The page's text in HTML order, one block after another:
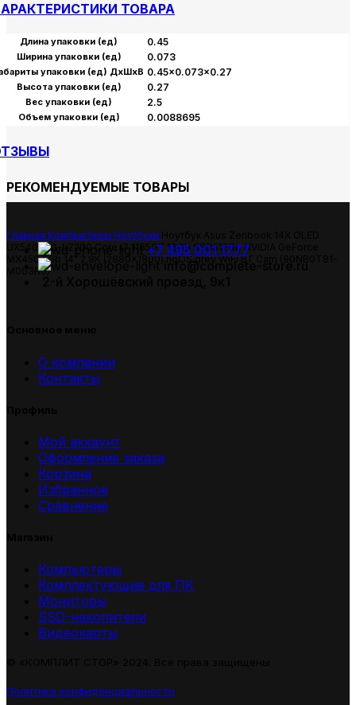
ТОВАРА
Длина упаковки (ед) 0.45
Ширина упаковки (ед) 0.073
упаковки (ед) ДхШхВ 0.45×0.073×0.27
Высота упаковки (ед) 0.27
Вес упаковки (ед) 2.5
Объем упаковки (ед) 0.0088695
РЕКОМЕНДУЕМЫЕ ТОВАРЫ
Главная Компьютеры Ноутбуки
UX5400EG-L7200 Core i7 1165G7 16Gb SSD512Gb NVIDIA GeForce
MX450 2Gb 14″ 2.8K (2880×1800) noOS grey WiFi BT Cam (90NB0T81-
M003R0)
+7 495 001 1777
О компании
Контакты
Мой аккаунт
Оформление заказа
Корзина
Избранное
Сравнение
Компьютеры
Комплектующие для ПК
Мониторы
SSD-накопители
Видеокарты
Политика конфиденциальности